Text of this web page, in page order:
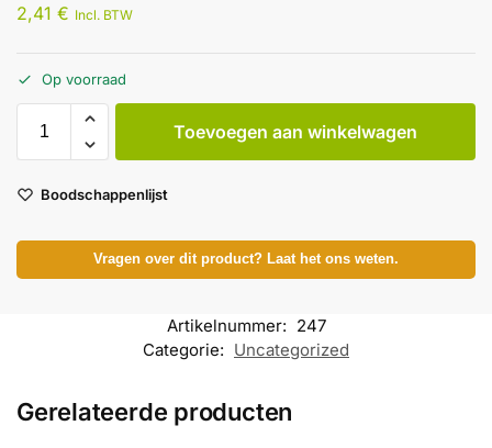
2,41 € Incl. BTW
Op voorraad
Toevoegen aan winkelwagen
Boodschappenlijst
Vragen over dit product? Laat het ons weten.
Artikelnummer: 247
Categorie: Uncategorized
Gerelateerde producten